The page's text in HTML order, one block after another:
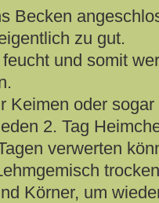
Becken
zu gut.
und somit
Keimen oder
2. Tag
verwerten
Körner, um